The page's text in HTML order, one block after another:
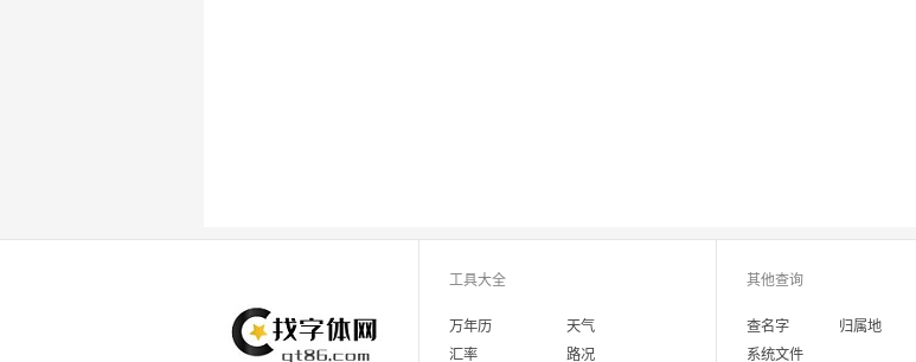
工具大全
万年历
天气
汇率
路况
其他查询
查名字 归属地
系统文件